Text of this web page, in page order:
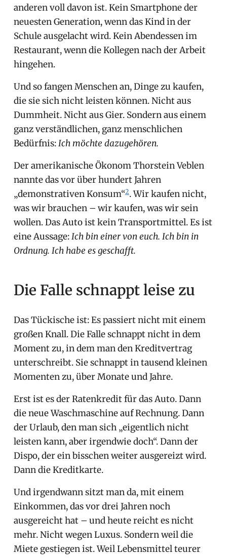
anderen voll davon ist. Kein Smartphone der
neuesten Generation, wenn das Kind in der
Schule ausgelacht wird. Kein Abendessen im
Restaurant, wenn die Kollegen nach der Arbeit
hingehen.
Und so fangen Menschen an, Dinge zu kaufen,
die sie sich nicht leisten können. Nicht aus
Dummheit. Nicht aus Gier. Sondern aus einem
ganz verständlichen, ganz menschlichen
Bedürfnis:Ich möchte dazugehören.
Der amerikanische Ökonom Thorstein Veblen
nannte das vor über hundert Jahren
„demonstrativen Konsum“2. Wir kaufen nicht,
was wir brauchen – wir kaufen, was wir sein
wollen. Das Auto ist kein Transportmittel. Es ist
eine Aussage:Ich bin einer von euch. Ich bin in
Ordnung. Ich habe es geschafft.
Die Falle schnappt leise zu
Das Tückische ist: Es passiert nicht mit einem
großen Knall. Die Falle schnappt nicht in dem
Moment zu, in dem man den Kreditvertrag
unterschreibt. Sie schnappt in tausend kleinen
Momenten zu, über Monate und Jahre.
Erst ist es der Ratenkredit für das Auto. Dann
die neue Waschmaschine auf Rechnung. Dann
der Urlaub, den man sich „eigentlich nicht
leisten kann, aber irgendwie doch“. Dann der
Dispo, der ein bisschen weiter ausgereizt wird.
Dann die Kreditkarte.
Und irgendwann sitzt man da, mit einem
Einkommen, das vor drei Jahren noch
ausgereicht hat – und heute reicht es nicht
mehr. Nicht wegen Luxus. Sondern weil die
Miete gestiegen ist. Weil Lebensmittel teurer